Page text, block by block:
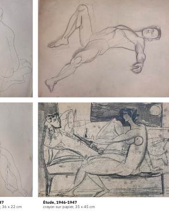
36 x 22 cm
Étude, 1946-1947
crayon sur papier, 35 x 45 cm